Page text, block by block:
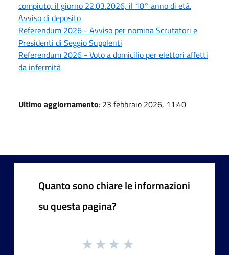
compiuto, il giorno 22.03.2026, il 18° anno di età.
Avviso di deposito
Referendum 2026 - Avviso per nomina Scrutatori e
Presidenti di Seggio Supplenti
Referendum 2026 - Voto a domicilio per elettori affetti
da infermità
Ultimo aggiornamento: 23 febbraio 2026, 11:40
Quanto sono chiare le informazioni
su questa pagina?